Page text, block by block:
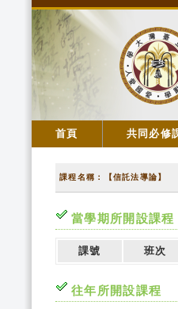
首頁 共同必修
課程名稱：【信託法導論】
當學期所開設課程
課號 班次
往年所開設課程